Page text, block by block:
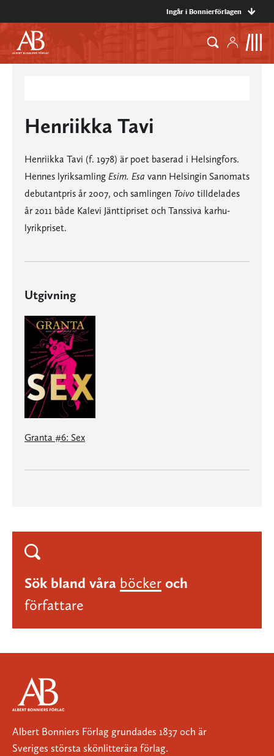
Ingår i Bonnierförlagen
Henriikka Tavi
Henriikka Tavi (f. 1978) är poet baserad i Helsingfors.
Hennes lyriksamling Esim. Esa vann Helsingin Sanomats
debutantpris år 2007, och samlingen Toivo tilldelades
år 2011 både Kalevi Jänttipriset och Tanssiva karhu-
lyrikpriset.
Utgivning
Granta #6: Sex
Sök bland våra böcker och
författare
Albert Bonniers Förlag grundades 1837 och är
Sveriges största skönlitterära förlag.